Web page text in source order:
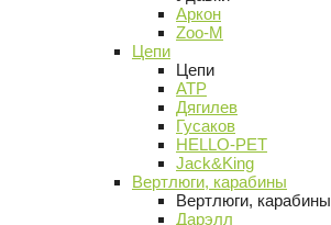
Аркон
Zoo-M
Цепи
Цепи
АТР
Дягилев
Гусаков
HELLO-PET
Jack&King
Вертлюги, карабины
Вертлюги, карабины
Дарэлл